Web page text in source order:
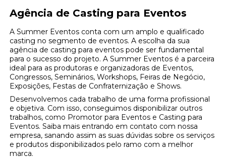
Agência de Casting para Eventos
A Summer Eventos conta com um amplo e qualificado
casting no segmento de eventos. A escolha da sua
agência de casting para eventos pode ser fundamental
para o sucesso do projeto. A Summer Eventos é a parceira
ideal para as produtoras e organizadoras de Eventos,
Congressos, Seminários, Workshops, Feiras de Negócio,
Exposições, Festas de Confraternização e Shows.
Desenvolvemos cada trabalho de uma forma profissional
e objetiva. Com isso, conseguimos disponibilizar outros
trabalhos, como Promotor para Eventos e Casting para
Eventos. Saiba mais entrando em contato com nossa
empresa, sanando assim as suas dúvidas sobre os serviços
e produtos disponibilizados pelo ramo com a melhor
marca.